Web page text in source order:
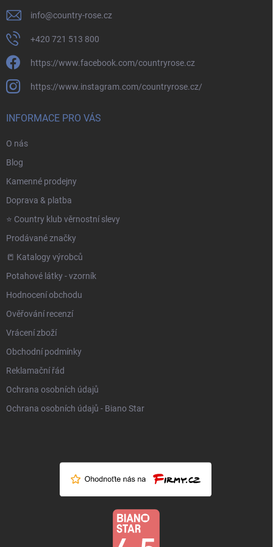
info@country-rose.cz
+420 721 513 800
https://www.facebook.com/countryrose.cz
https://www.instagram.com/countryrose.cz/
INFORMACE PRO VÁS
O nás
Blog
Kamenné prodejny
Doprava & platba
⭐️ Country klub věrnostní slevy
Prodávané značky
📒 Katalogy výrobců
Potahové látky - vzorník
Hodnocení obchodu
Ověřování recenzí
Vrácení zboží
Obchodní podmínky
Reklamační řád
Ochrana osobních údajů
Ochrana osobních údajů - Biano Star